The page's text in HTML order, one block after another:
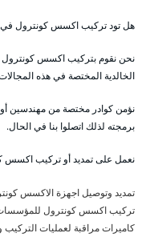
هل تود تركيب اكسس كونترول
نحن نقوم بتركيب اكسس
الخالدية المختصة في هذه
برمجته لذلك اتصلوا بنا في الحال.
نعمل على تمديد أو تركيب اكسس
تمديد وتوصيل اجهزة الاكسس
تركيب اكسس كونترول للمؤسسات
كاميرات مراقبة لعمليات التركيب